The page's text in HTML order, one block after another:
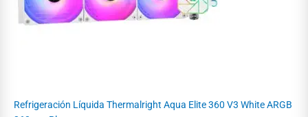
Refrigeración Líquida Thermalright Aqua Elite 360 V3 White ARGB